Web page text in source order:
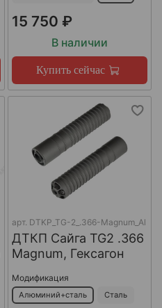
15 750 ₽
В наличии
Купить сейчас
арт. DTKP_TG-2_.366-Magnum_Al
ДТКП Сайга TG2 .366
Magnum, Гексагон
Модификация
Алюминий+сталь Сталь